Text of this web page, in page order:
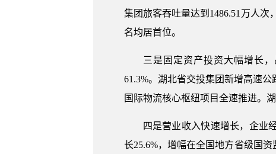
集团旅客吞吐量达到1486.51万人次
名均居首位。
三是固定资产投资大幅增长
61.3%。湖北省交投集团新增高速
国际物流核心枢纽项目全速推进。
四是营业收入快速增长，企业
长25.6%，增幅在全国地方省级国